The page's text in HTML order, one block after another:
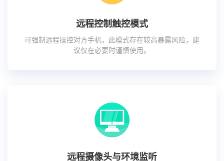
远程控制触控模式
可强制远程操控对方手机，此模式存在较高暴露风险，建
议仅在必要时谨慎使用。
远程摄像头与环境监听